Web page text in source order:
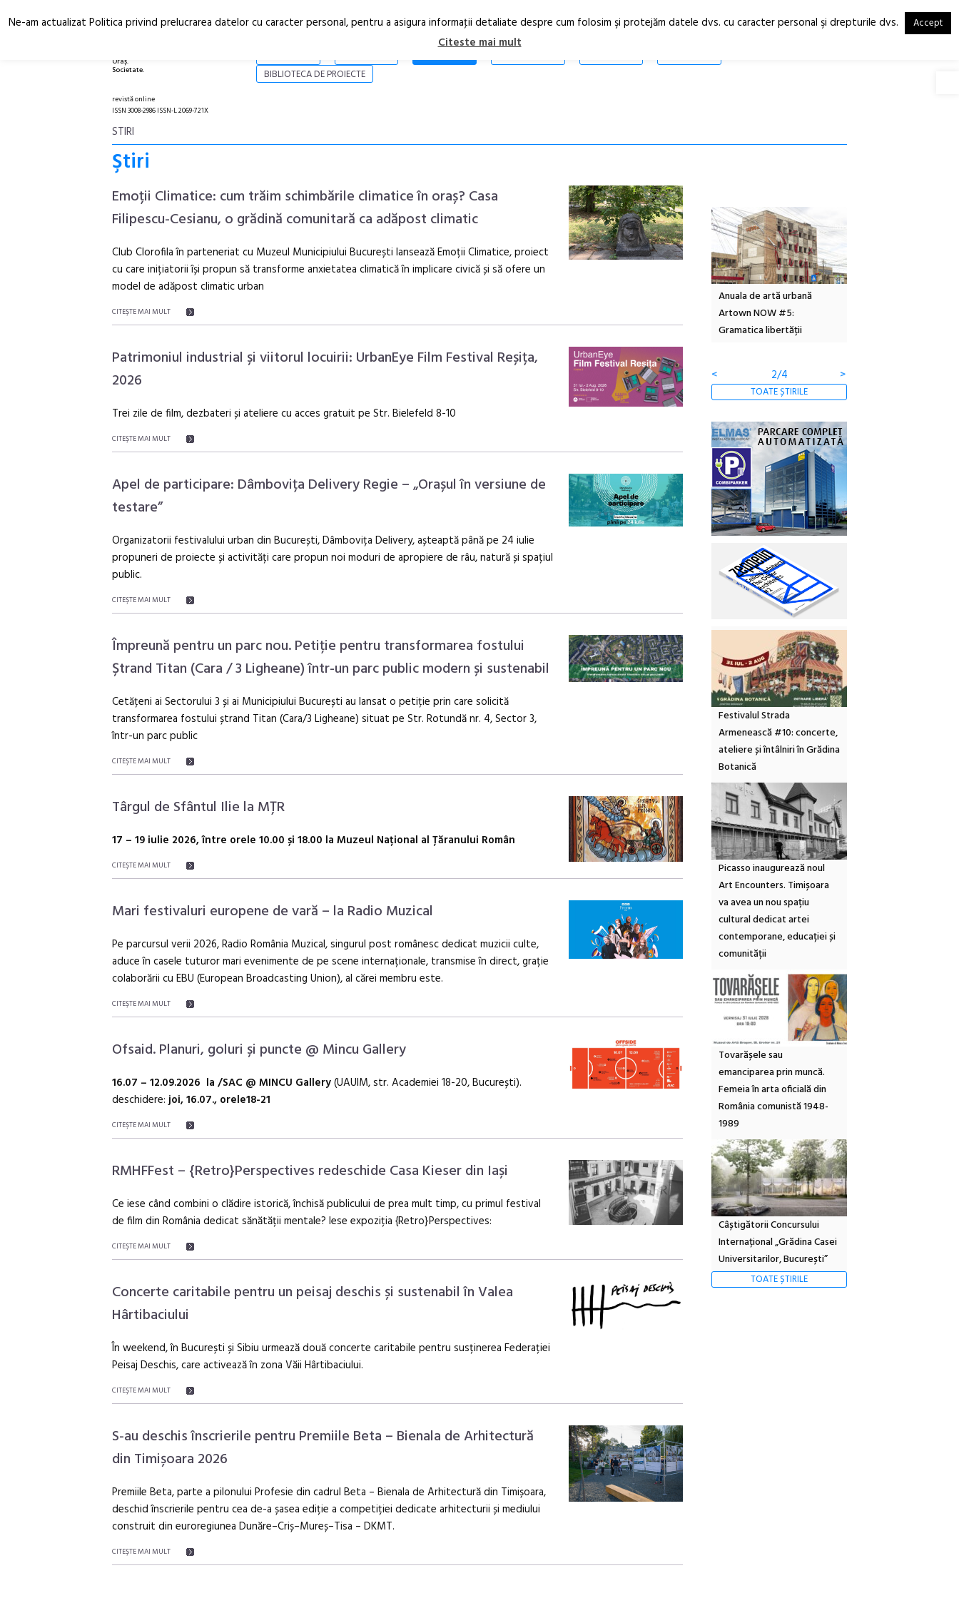
Oraș.
Societate.
RO
EN
STIRI
BIBLIOTECA DE PROIECTE
revistă online
ISSN 3008-2986 ISSN-L 2069-721X
STIRI
Ştiri
Emoții Climatice: cum trăim schimbările climatice în oraș? Casa
Filipescu-Cesianu, o grădină comunitară ca adăpost climatic
Club Clorofila în parteneriat cu Muzeul Municipiului București lansează Emoții Climatice, proiect
cu care inițiatorii își propun să transforme anxietatea climatică în implicare civică și să ofere un
model de adăpost climatic urban
CITEŞTE MAI MULT
Patrimoniul industrial și viitorul locuirii: UrbanEye Film Festival Reșița,
2026
Trei zile de film, dezbateri și ateliere cu acces gratuit pe Str. Bielefeld 8-10
CITEŞTE MAI MULT
Apel de participare: Dâmbovița Delivery Regie – „Orașul în versiune de
testare”
Organizatorii festivalului urban din București, Dâmbovița Delivery, așteaptă până pe 24 iulie
propuneri de proiecte și activități care propun noi moduri de apropiere de râu, natură și spațiul
public.
CITEŞTE MAI MULT
Împreună pentru un parc nou. Petiție pentru transformarea fostului
Ștrand Titan (Cara / 3 Ligheane) într-un parc public modern și sustenabil
Cetățeni ai Sectorului 3 și ai Municipiului București au lansat o petiție prin care solicită
transformarea fostului ștrand Titan (Cara/3 Ligheane) situat pe Str. Rotundă nr. 4, Sector 3,
într-un parc public
CITEŞTE MAI MULT
Târgul de Sfântul Ilie la MȚR
17 – 19 iulie 2026, între orele 10.00 și 18.00 la Muzeul Național al Țăranului Român
CITEŞTE MAI MULT
Mari festivaluri europene de vară – la Radio Muzical
Pe parcursul verii 2026, Radio România Muzical, singurul post românesc dedicat muzicii culte,
aduce în casele tuturor mari evenimente de pe scene internaționale, transmise în direct, grație
colaborării cu EBU (European Broadcasting Union), al cărei membru este.
CITEŞTE MAI MULT
Ofsaid. Planuri, goluri și puncte @ Mincu Gallery
16.07 – 12.09.2026 la /SAC @ MINCU Gallery(UAUIM, str. Academiei 18-20, București).
deschidere:joi, 16.07., orele18-21
CITEŞTE MAI MULT
RMHFFest – {Retro}Perspectives redeschide Casa Kieser din Iași
Ce iese când combini o clădire istorică, închisă publicului de prea mult timp, cu primul festival
de film din România dedicat sănătății mentale? Iese expoziția {Retro}Perspectives:
CITEŞTE MAI MULT
Concerte caritabile pentru un peisaj deschis și sustenabil în Valea
Hârtibaciului
În weekend, în București și Sibiu urmează două concerte caritabile pentru susținerea Federației
Peisaj Deschis, care activează în zona Văii Hârtibaciului.
CITEŞTE MAI MULT
S-au deschis înscrierile pentru Premiile Beta – Bienala de Arhitectură
din Timișoara 2026
Premiile Beta, parte a pilonului Profesie din cadrul Beta – Bienala de Arhitectură din Timișoara,
deschid înscrierile pentru cea de-a șasea ediție a competiției dedicate arhitecturii și mediului
construit din euroregiunea Dunăre–Criș–Mureș–Tisa – DKMT.
CITEŞTE MAI MULT
Anuala de artă urbană
Artown NOW #5:
Gramatica libertății
< 2/4 >
TOATE ȘTIRILE
Festivalul Strada
Armenească #10: concerte,
ateliere și întâlniri în Grădina
Botanică
Picasso inaugurează noul
Art Encounters. Timișoara
va avea un nou spațiu
cultural dedicat artei
contemporane, educației și
comunității
Tovarășele sau
emanciparea prin muncă.
Femeia în arta oficială din
România comunistă 1948-
1989
Câștigătorii Concursului
Internațional „Grădina Casei
Universitarilor, București”
TOATE ȘTIRILE
Ne-am actualizat Politica privind prelucrarea datelor cu caracter personal, pentru a asigura informaţii detaliate despre cum folosim şi protejăm datele dvs. cu caracter personal şi drepturile dvs. Accept
Citeste mai mult